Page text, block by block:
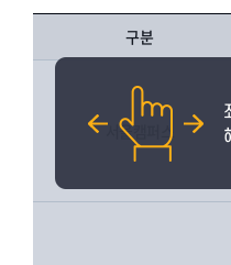
구분
서울캠퍼스